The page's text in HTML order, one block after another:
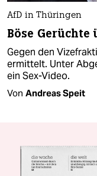
AfD in Thüringen
Böse
Gegen den
ermittelt. Unter
ein Sex-Video.
Von Andreas Speit